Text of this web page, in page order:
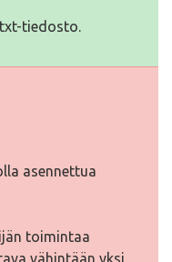
tiedosto.
asennettua
toimintaa
vähintään yksi